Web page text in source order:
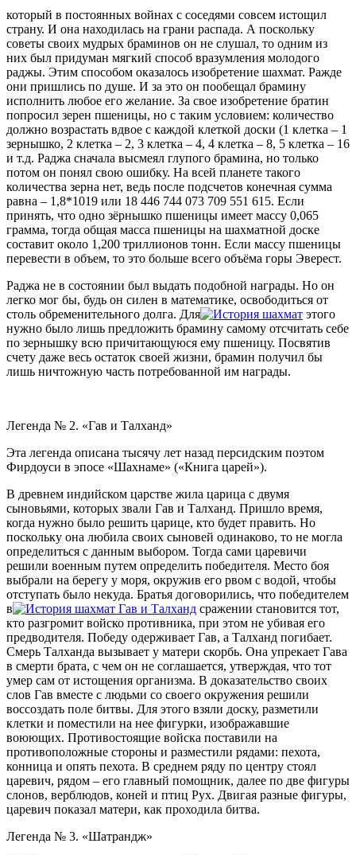
который в постоянных войнах с соседями совсем истощил
страну. И она находилась на грани распада. А поскольку
советы своих мудрых браминов он не слушал, то одним из
них был придуман мягкий способ вразумления молодого
раджы. Этим способом оказалось изобретение шахмат. Ражде
они пришлись по душе. И за это он пообещал брамину
исполнить любое его желание. За свое изобретение братин
попросил зерен пшеницы, но с таким условием: количество
должно возрастать вдвое с каждой клеткой доски (1 клетка – 1
зернышко, 2 клетка – 2, 3 клетка – 4, 4 клетка – 8, 5 клетка – 16
и т.д. Раджа сначала высмеял глупого брамина, но только
потом он понял свою ошибку. На всей планете такого
количества зерна нет, ведь после подсчетов конечная сумма
равна – 1,8*1019 или 18 446 744 073 709 551 615. Если
принять, что одно зёрнышко пшеницы имеет массу 0,065
грамма, тогда общая масса пшеницы на шахматной доске
составит около 1,200 триллионов тонн. Если массу пшеницы
перевести в объем, то это больше всего объёма горы Эверест.
Раджа не в состоянии был выдать подобной награды. Но он
легко мог бы, будь он силен в математике, освободиться от
столь обременительного долга. Для
этого
нужно было лишь предложить брамину самому отсчитать себе
по зернышку всю причитающуюся ему пшеницу. Посвятив
счету даже весь остаток своей жизни, брамин получил бы
лишь ничтожную часть потребованной им награды.
Легенда № 2. «Гав и Талханд»
Эта легенда описана тысячу лет назад персидским поэтом
Фирдоуси в эпосе «Шахнаме» («Книга царей»).
В древнем индийском царстве жила царица с двумя
сыновьями, которых звали Гав и Талханд. Пришло время,
когда нужно было решить царице, кто будет править. Но
поскольку она любила своих сыновей одинаково, то не могла
определиться с данным выбором. Тогда сами царевичи
решили военным путем определить победителя. Место боя
выбрали на берегу у моря, окружив его рвом с водой, чтобы
отступать было некуда. Братья договорились, что победителем
в
сражении становится тот,
кто разгромит войско противника, при этом не убивая его
предводителя. Победу одерживает Гав, а Талханд погибает.
Смерь Талханда вызывает у матери скорбь. Она упрекает Гава
в смерти брата, с чем он не соглашается, утверждая, что тот
умер сам от истощения организма. В доказательство своих
слов Гав вместе с людьми со своего окружения решили
воссоздать поле битвы. Для этого взяли доску, разметили
клетки и поместили на нее фигурки, изображавшие
воюющих. Противостоящие войска поставили на
противоположные стороны и разместили рядами: пехота,
конница и опять пехота. В среднем ряду по центру стоял
царевич, рядом – его главный помощник, далее по две фигуры
слонов, верблюдов, коней и птиц Рух. Двигая разные фигуры,
царевич показал матери, как проходила битва.
Легенда № 3. «Шатрандж»